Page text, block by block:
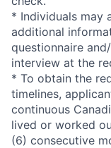
* Individuals may
additional
questionnaire
interview at the
* To obtain the
timelines,
continuous
lived or worked
(6) consecutive